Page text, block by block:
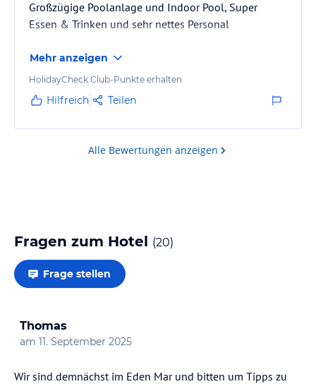
Großzügige Poolanlage und Indoor Pool, Super
Essen & Trinken und sehr nettes Personal
Mehr anzeigen
HolidayCheck Club-Punkte erhalten
Hilfreich Teilen
Alle Bewertungen anzeigen
Fragen zum Hotel (20)
Frage stellen
Thomas
am 11. September 2025
Wir sind demnächst im Eden Mar und bitten um Tipps zu